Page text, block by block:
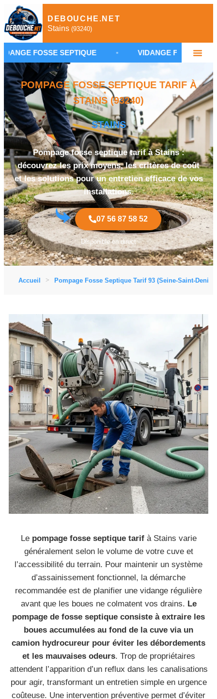
DEBOUCHE.NET
Stains (93240)
SEPTIQUE • VIDANGE FOSSE SEPTIQUE
POMPAGE FOSSE SEPTIQUE TARIF À
STAINS (93240)
STAINS
Pompage fosse septique tarif à Stains :
découvrez les prix moyens, les critères de coût
et les solutions pour un entretien efficace de vos
installations.
07 56 87 58 52
Disponible en direct
Accueil Pompage Fosse Septique Tarif 93 (Seine-Saint-Denis)
Le pompage fosse septique tarifà Stains varie
généralement selon le volume de votre cuve et
l’accessibilité du terrain. Pour maintenir un système
d’assainissement fonctionnel, la démarche
recommandée est de planifier une vidange régulière
avant que les boues ne colmatent vos drains. Le
pompage de fosse septique consiste à extraire les
boues accumulées au fond de la cuve via un
camion hydrocureur pour éviter les débordements
et les mauvaises odeurs. Trop de propriétaires
attendent l’apparition d’un reflux dans les canalisations
pour agir, transformant un entretien simple en urgence
coûteuse. Une intervention préventive permet d’éviter